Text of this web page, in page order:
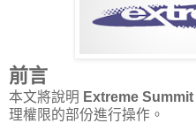
前言
本文將說明 Extreme Summit
理權限的部份進行操作。